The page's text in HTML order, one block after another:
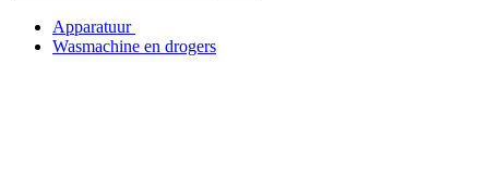
Apparatuur
Wasmachine en drogers